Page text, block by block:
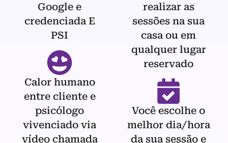
Google e
credenciada E
PSI
Calor humano
entre cliente e
psicólogo
vivenciado via
vídeo chamada
realizar as
sessões na sua
casa ou em
qualquer lugar
reservado
Você escolhe o
melhor dia/hora
da sua sessão e